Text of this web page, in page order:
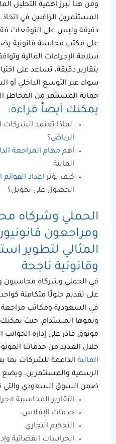
ومن هنا تبرزاهمية التحليل
المستثمرين الراغبين في اتخاذ
دقيقة وليس على التوقعات
على مكتب محاسبة قانونية
سلامة الإجراءات المالية
بتقارير دقيقة، تساعد على
سواء عبر التوسع الداخلي أو
حماية المستثمر من المخاطر
يمكنك أيضاً قراءة:
لماذا تعتمد الشركات
الرياض؟
أهم مهام المراجعة
المالية
كيف يؤثراعداد القوائم
الحصول على تمويل؟
الحملي وشركاه
ومراجعون
المثالي لتطوير
وقانونية ناجحة
في الحملي وشركاه محاسبون
على تقديم حلولًا متكاملة
في السعوديةومكاتب مراجعة
ونموها المستدام، حيث يمكنك
موثوق قادر على إدارة الجوانب
خلال العديد من خدماتنا
الماليةالداعمة للشركات بما
الرسمية والمستثمرين،
ضمن السوق السعودي
التقارير المحاسبية
خدمات الإفلاس.
التحكيم التجاري.
الحراسات القضائية